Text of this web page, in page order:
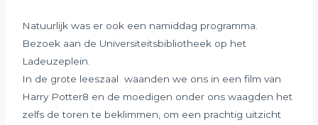
Natuurlijk was er ook een namiddag programma.
Bezoek aan de Universiteitsbibliotheek op het
Ladeuzeplein.
In de grote leeszaal waanden we ons in een film van
Harry Potter8 en de moedigen onder ons waagden het
zelfs de toren te beklimmen, om een prachtig uitzicht